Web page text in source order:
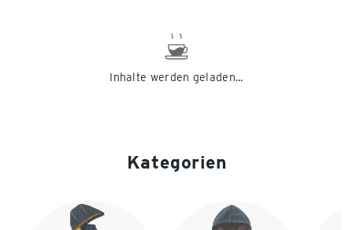
Inhalte werden geladen...
Kategorien